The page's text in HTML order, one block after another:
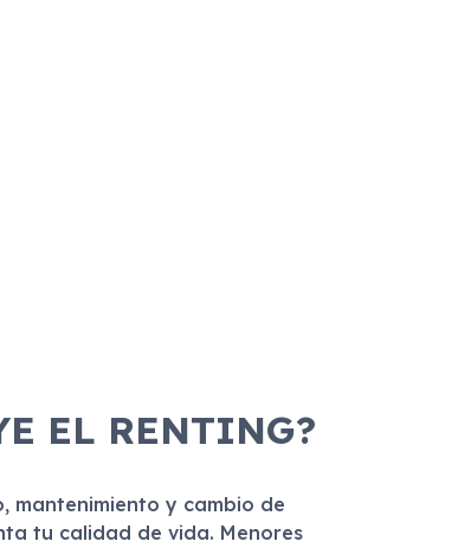
EL RENTING?
mantenimiento y cambio de
tu calidad de vida. Menores